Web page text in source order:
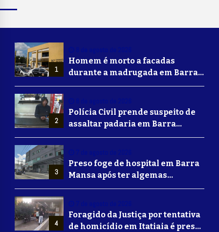
1
Homem é morto a facadas
durante a madrugada em Barra
Mansa
2
Polícia Civil prende suspeito de
assaltar padaria em Barra
Mansa
3
Preso foge de hospital em Barra
Mansa após ter algemas
retiradas para usar banheiro
4
Foragido da Justiça por tentativa
de homicídio em Itatiaia é preso